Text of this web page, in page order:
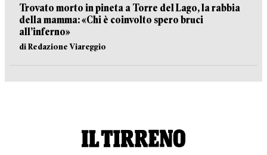
Trovato morto in pineta a Torre del Lago, la rabbia
della mamma: «Chi è coinvolto spero bruci
all’inferno»
di Redazione Viareggio